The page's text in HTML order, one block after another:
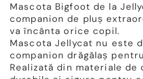
Mascota Bigfoot de la
companion de pluș
va încânta orice copil.
Mascota Jellycat nu este
companion drăgălaș
Realizată din materiale